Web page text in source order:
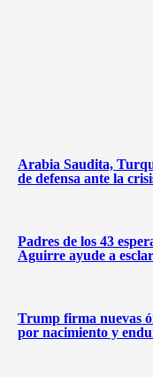
Arabia Saudita,
de defensa ante la
Padres de los 43
Aguirre ayude a
Trump firma nuevas
por nacimiento y